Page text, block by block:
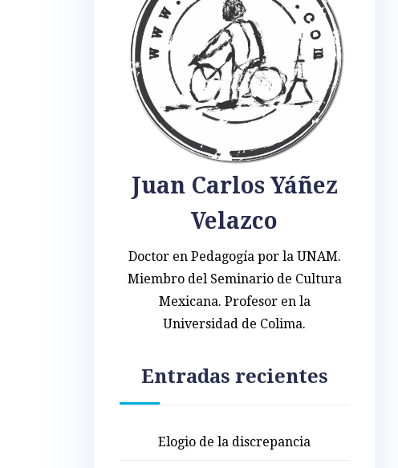
Juan Carlos Yáñez
Velazco
Doctor en Pedagogía por la UNAM.
Miembro del Seminario de Cultura
Mexicana. Profesor en la
Universidad de Colima.
Entradas recientes
Elogio de la discrepancia